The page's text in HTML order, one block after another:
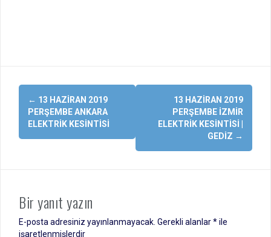
Yazı
dolaşımı
← 13 HAZIRAN 2019
PERŞEMBE ANKARA
ELEKTRIK KESINTISI
13 HAZIRAN 2019
PERŞEMBE İZMIR
ELEKTRIK KESINTISI |
GEDIZ →
Bir yanıt yazın
E-posta adresiniz yayınlanmayacak. Gerekli alanlar*ile
işaretlenmişlerdir